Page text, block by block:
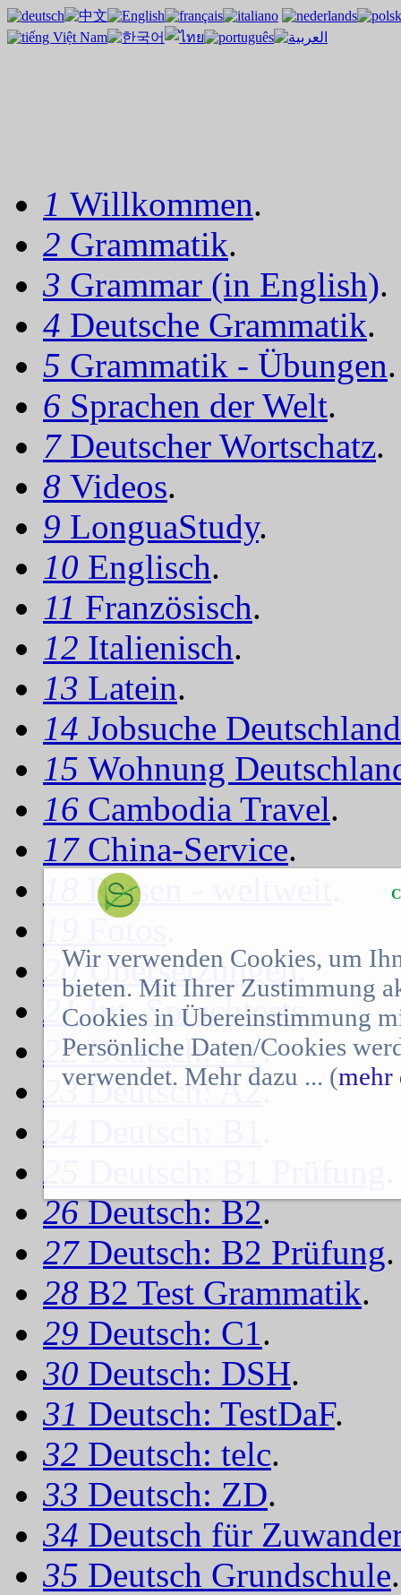
1 Willkommen.
2 Grammatik.
3 Grammar (in English).
4 Deutsche Grammatik.
5 Grammatik - Übungen.
6 Sprachen der Welt.
7 Deutscher Wortschatz.
8 Videos.
9 LonguaStudy.
10 Englisch.
11 Französisch.
12 Italienisch.
13 Latein.
14 Jobsuche Deutschland
15 Wohnung
16 Cambodia Travel.
17 China-Service.
Reisen - weltweit
Fotos
20Übersetzungen.
21Int. Sprachtests.
22Deutsch: A1.
23Deutsch: A2.
24
25
26Deutsch: B2.
27 Deutsch: B2 Prüfung.
28 B2 Test Grammatik.
29 Deutsch: C1.
30 Deutsch: DSH.
31 Deutsch: TestDaF.
32 Deutsch: telc.
33 Deutsch: ZD.
34 Deutsch für
35 Deutsch Grundschule.
Wir verwenden Cookies, um
bieten. Mit Ihrer Zustimmung
Cookies in Übereinstimmung
Persönliche Daten/Cookies
verwendet. Mehr dazu ... (mehr